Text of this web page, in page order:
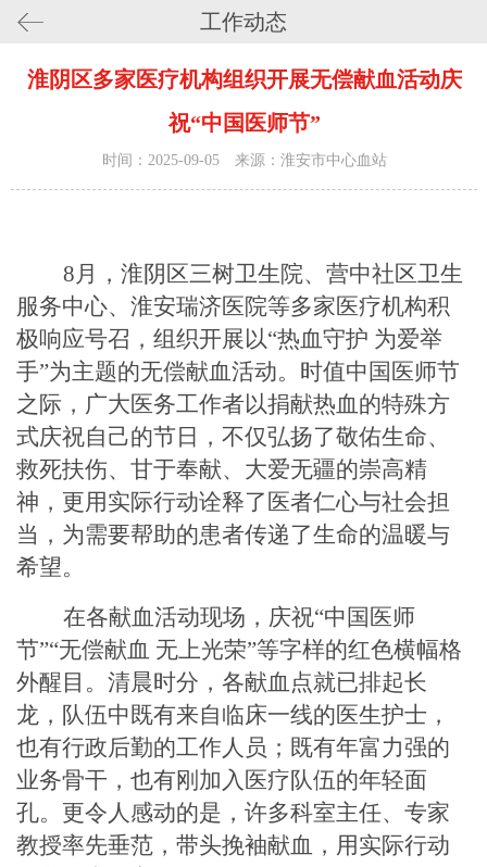
工作动态
淮阴区多家医疗机构组织开展无偿献血活动庆
祝“中国医师节”
时间：2025-09-05 来源：淮安市中心血站
8月，淮阴区三树卫生院、营中社区卫生
服务中心、淮安瑞济医院等多家医疗机构积
极响应号召，组织开展以“热血守护 为爱举
手”为主题的无偿献血活动。时值中国医师节
之际，广大医务工作者以捐献热血的特殊方
式庆祝自己的节日，不仅弘扬了敬佑生命、
救死扶伤、甘于奉献、大爱无疆的崇高精
神，更用实际行动诠释了医者仁心与社会担
当，为需要帮助的患者传递了生命的温暖与
希望。
在各献血活动现场，庆祝“中国医师
节”“无偿献血 无上光荣”等字样的红色横幅格
外醒目。清晨时分，各献血点就已排起长
龙，队伍中既有来自临床一线的医生护士，
也有行政后勤的工作人员；既有年富力强的
业务骨干，也有刚加入医疗队伍的年轻面
孔。更令人感动的是，许多科室主任、专家
教授率先垂范，带头挽袖献血，用实际行动